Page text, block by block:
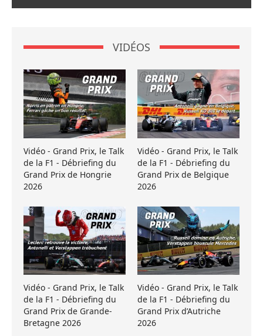
VIDÉOS
Vidéo - Grand Prix, le Talk
de la F1 - Débriefing du
Grand Prix de Hongrie
2026
Vidéo - Grand Prix, le Talk
de la F1 - Débriefing du
Grand Prix de Belgique
2026
Vidéo - Grand Prix, le Talk
de la F1 - Débriefing du
Grand Prix de Grande-
Bretagne 2026
Vidéo - Grand Prix, le Talk
de la F1 - Débriefing du
Grand Prix d’Autriche
2026